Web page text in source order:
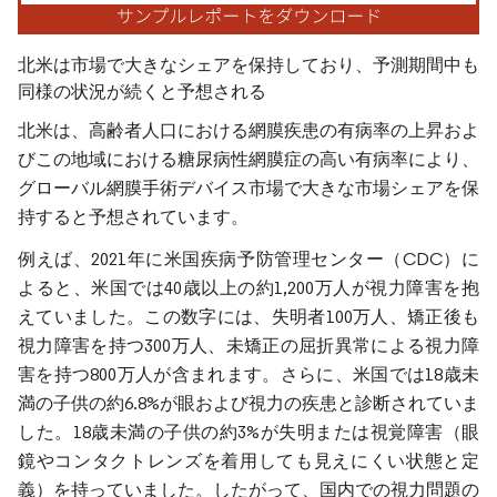
北米は市場で大きなシェアを保持しており、予測期間中も
同様の状況が続くと予想される
北米は、高齢者人口における網膜疾患の有病率の上昇およ
びこの地域における糖尿病性網膜症の高い有病率により、
グローバル網膜手術デバイス市場で大きな市場シェアを保
持すると予想されています。
例えば、2021年に米国疾病予防管理センター（CDC）に
よると、米国では40歳以上の約1,200万人が視力障害を抱
えていました。この数字には、失明者100万人、矯正後も
視力障害を持つ300万人、未矯正の屈折異常による視力障
害を持つ800万人が含まれます。さらに、米国では18歳未
満の子供の約6.8%が眼および視力の疾患と診断されていま
した。18歳未満の子供の約3%が失明または視覚障害（眼
鏡やコンタクトレンズを着用しても見えにくい状態と定
義）を持っていました。したがって、国内での視力問題の